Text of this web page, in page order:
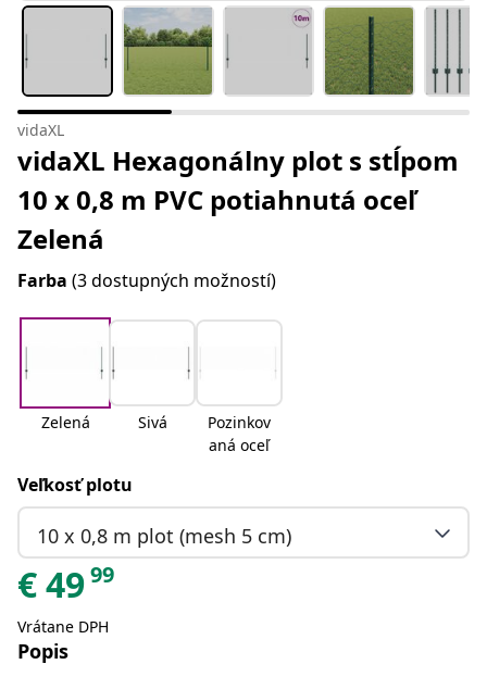
vidaXL
vidaXL Hexagonálny plot s stĺpom
10 x 0,8 m PVC potiahnutá oceľ
Zelená
Farba (3 dostupných možností)
Zelená Sivá
Pozinkov
aná oceľ
Veľkosť plotu
10 x 0,8 m plot (mesh 5 cm)
€4999
Vrátane DPH
Popis